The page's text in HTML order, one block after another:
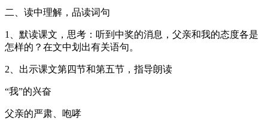
二、读中理解，品读词句
1、默读课文，思考：听到中奖的消息，父亲和我的态度各是
怎样的？在文中划出有关语句。
2、出示课文第四节和第五节，指导朗读
“我”的兴奋
父亲的严肃、咆哮